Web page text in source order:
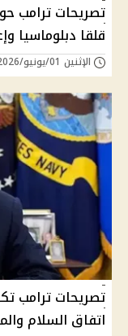
تصريحات ترامب
قلقا دبلوماسيا
الإثنين 01/يونيو/2026 - 03:32 م
تصريحات ترامب
اتفاق السلام